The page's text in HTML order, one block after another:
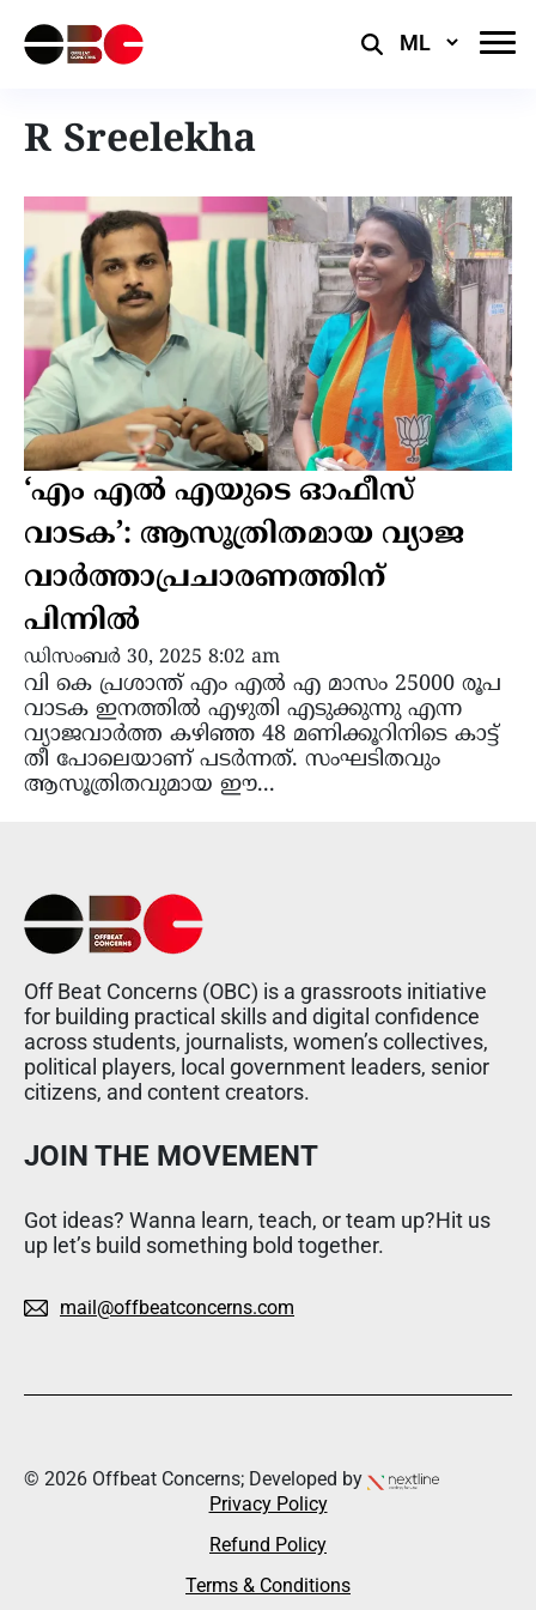
Select
R Sreelekha
‘എം എൽ എയുടെ ഓഫീസ്
വാടക’: ആസൂത്രിതമായ വ്യാജ
വാർത്താപ്രചാരണത്തിന്
പിന്നിൽ
ഡിസംബർ 30, 2025 8:02 am
വി കെ പ്രശാന്ത് എം എൽ എ മാസം 25000 രൂപ
വാടക ഇനത്തിൽ എഴുതി എടുക്കുന്നു എന്ന
വ്യാജവാർത്ത കഴിഞ്ഞ 48 മണിക്കൂറിനിടെ കാട്ട്
തീ പോലെയാണ് പടർന്നത്. സംഘടിതവും
ആസൂത്രിതവുമായ ഈ...
Off Beat Concerns (OBC) is a grassroots initiative
for building practical skills and digital confidence
across students, journalists, women’s collectives,
political players, local government leaders, senior
citizens, and content creators.
JOIN THE MOVEMENT
Got ideas? Wanna learn, teach, or team up?Hit us
up let’s build something bold together.
mail@offbeatconcerns.com
© 2026 Offbeat Concerns; Developed by
Privacy Policy
Refund Policy
Terms & Conditions